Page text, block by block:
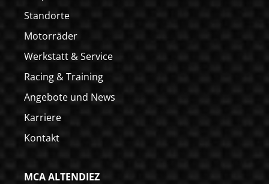
Standorte
Motorräder
Werkstatt & Service
Racing & Training
Angebote und News
Karriere
Kontakt
MCA ALTENDIEZ